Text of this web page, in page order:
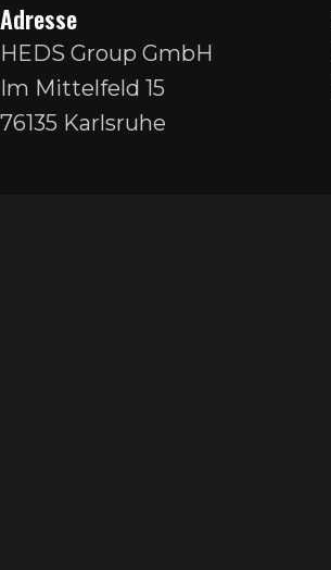
Adresse
HEDS Group GmbH
Im Mittelfeld 15
76135 Karlsruhe